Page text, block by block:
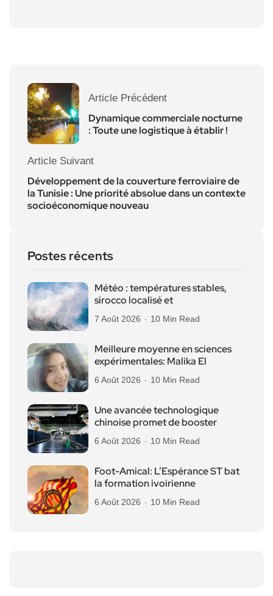
Article Précédent
Dynamique commerciale nocturne
: Toute une logistique à établir !
Article Suivant
Développement de la couverture ferroviaire de
la Tunisie : Une priorité absolue dans un contexte
socioéconomique nouveau
Postes récents
Météo : températures stables,
sirocco localisé et
7 Août 2026 10 Min Read
Meilleure moyenne en sciences
expérimentales: Malika El
6 Août 2026 10 Min Read
Une avancée technologique
chinoise promet de booster
6 Août 2026 10 Min Read
Foot-Amical: L’Espérance ST bat
la formation ivoirienne
6 Août 2026 10 Min Read